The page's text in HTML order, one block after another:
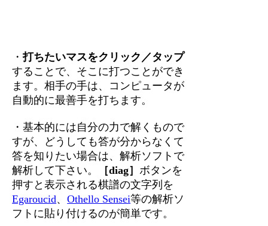
・打ちたいマスをクリック／タップ
することで、そこに打つことができ
ます。相手の手は、コンピュータが
自動的に最善手を打ちます。
・基本的には自分の力で解くもので
すが、どうしても答が分からなくて
答を知りたい場合は、解析ソフトで
解析して下さい。
［diag］ ボタンを
押すと表示される棋譜の文字列を
Egaroucid、Othello Sensei等の解析ソ
フトに貼り付けるのが簡単です。